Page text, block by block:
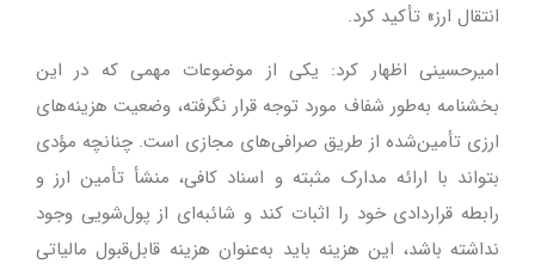
انتقال ارز» تأکید کرد.
امیرحسینی اظهار کرد: یکی از موضوعات مهمی که در این
بخشنامه به‌طور شفاف مورد توجه قرار نگرفته، وضعیت هزینه‌های
ارزی تأمین‌شده از طریق صرافی‌های مجازی است. چنانچه مؤدی
بتواند با ارائه مدارک مثبته و اسناد کافی، منشأ تأمین ارز و
رابطه قراردادی خود را اثبات کند و شائبه‌ای از پول‌شویی وجود
نداشته باشد، این هزینه باید به‌عنوان هزینه قابل‌قبول مالیاتی